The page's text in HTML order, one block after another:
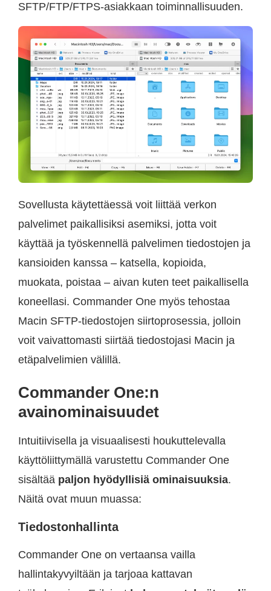
SFTP/FTP/FTPS-asiakkaan toiminnallisuuden.
Sovellusta käytettäessä voit liittää verkon
palvelimet paikallisiksi asemiksi, jotta voit
käyttää ja työskennellä palvelimen tiedostojen ja
kansioiden kanssa – katsella, kopioida,
muokata, poistaa – aivan kuten teet paikallisella
koneellasi. Commander One myös tehostaa
Macin SFTP-tiedostojen siirtoprosessia, jolloin
voit vaivattomasti siirtää tiedostojasi Macin ja
etäpalvelimien välillä.
Commander One:n
avainominaisuudet
Intuitiivisella ja visuaalisesti houkuttelevalla
käyttöliittymällä varustettu Commander One
sisältää paljon hyödyllisiä ominaisuuksia.
Näitä ovat muun muassa:
Tiedostonhallinta
Commander One on vertaansa vailla
hallintakyvyiltään ja tarjoaa kattavan